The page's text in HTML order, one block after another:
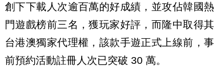
創下下載人次逾百萬的好成績，並攻佔韓國熱
門遊戲榜前三名，獲玩家好評，而隆中取得其
台港澳獨家代理權，該款手遊正式上線前，事
前預約活動註冊人次已突破 30 萬。